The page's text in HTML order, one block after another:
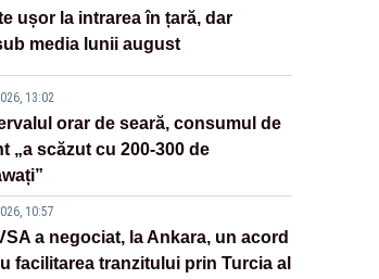
ușor la intrarea în țară, dar
media lunii august
13:02
orar de seară, consumul de
„a scăzut cu 200-300 de
10:57
a negociat, la Ankara, un acord
facilitarea tranzitului prin Turcia al